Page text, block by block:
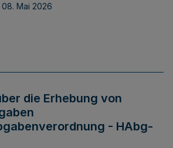
08. Mai 2026
die Erhebung von
- HAbg-